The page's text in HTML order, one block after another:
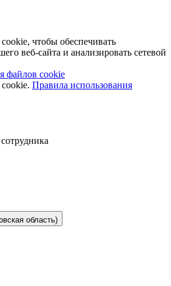
чтобы обеспечивать
веб-сайта и анализировать сетевой
файлов cookie
Правила использования
область)